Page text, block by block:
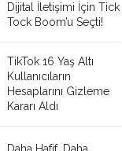
Dijital İletişimi İçin Tick
Tock Boom’u Seçti!
TikTok 16 Yaş Altı
Kullanıcıların
Hesaplarını Gizleme
Kararı Aldı